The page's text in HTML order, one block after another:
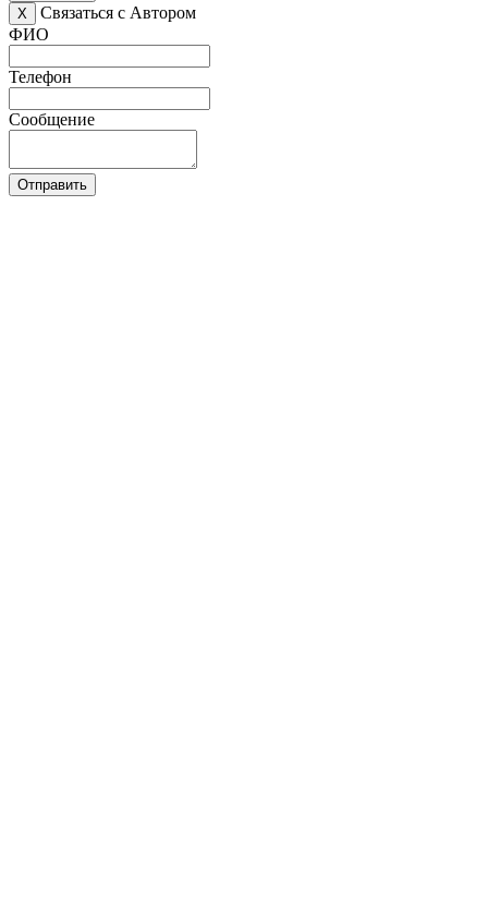
X
Связаться с Автором
ФИО
Телефон
Сообщение
Отправить